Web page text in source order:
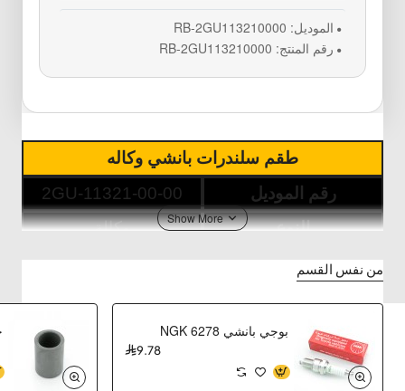
الموديل: RB-2GU113210000
رقم المنتج: RB-2GU113210000
طقم سلندرات بانشي وكاله
رقم الموديل
2GU-11321-00-00
النوع
وكالة
التوافق
Yamaha
BANSHEE
من نفس القسم
بوجي بانشي NGK 6278
9.78